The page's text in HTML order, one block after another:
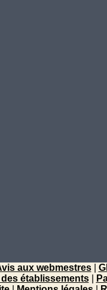
aux webmestres|
des établissements|